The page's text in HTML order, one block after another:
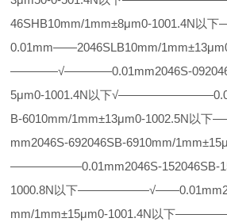
46SHB10mm/1mm±8μm0-
0.01mm——2046SLB10mm/
————√————0.01mm2046S-
5μm0-1001.4N以下
B-6010mm/1mm±13μm0-1002.5N
mm2046S-692046SB-6910mm/
——————0.01mm2046S-152046SB-
1000.8N以下
mm/1mm±15μm0-1001.4N以下